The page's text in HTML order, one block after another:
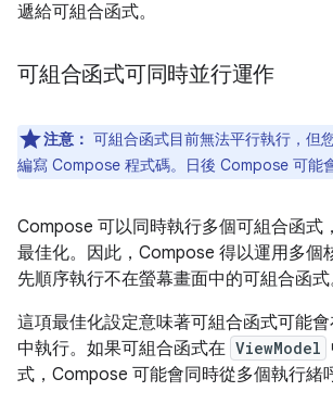
遞給可組合函式。
可組合函式可同時並行運作
注意： 可組合函式目前無法平行執行，但
編寫 Compose 程式碼。日後 Compose 可能
Compose 可以同時執行多個可組合函式
最佳化。因此，Compose 得以運用多個
先順序執行不在螢幕畫面中的可組合函式
這項最佳化設定意味著可組合函式可能
中執行。如果可組合函式在 ViewModel
式，Compose 可能會同時從多個執行緒